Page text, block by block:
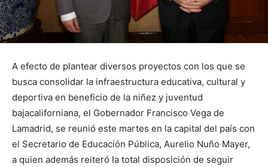
A efecto de plantear diversos proyectos con los que se
busca consolidar la infraestructura educativa, cultural y
deportiva en beneficio de la niñez y juventud
bajacaliforniana, el Gobernador Francisco Vega de
Lamadrid, se reunió este martes en la capital del país con
el Secretario de Educación Pública, Aurelio Nuño Mayer,
a quien además reiteró la total disposición de seguir